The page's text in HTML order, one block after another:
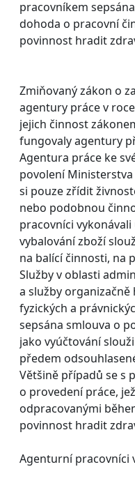
pracovníkem
dohoda o pracovní
povinnost hradit
Zmiňovaný zákon o
agentury práce v
jejich činnost
fungovaly agentury
Agentura práce ke
povolení
si pouze zřídit
nebo podobnou
pracovníci
vybalování zboží
na balící činnosti, na
Služby v oblasti
a služby
fyzických a
sepsána smlouva o
jako vyúčtování
předem
Většině případů se s
o provedení práce,
odpracovanými
povinnost hradit
Agenturní pracovníci